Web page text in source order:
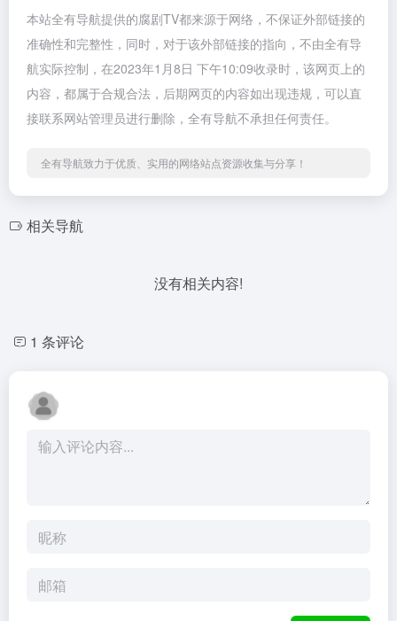
本站全有导航提供的腐剧TV都来源于网络，不保证外部链接的
准确性和完整性，同时，对于该外部链接的指向，不由全有导
航实际控制，在2023年1月8日 下午10:09收录时，该网页上的
内容，都属于合规合法，后期网页的内容如出现违规，可以直
接联系网站管理员进行删除，全有导航不承担任何责任。
全有导航致力于优质、实用的网络站点资源收集与分享！
相关导航
没有相关内容!
1 条评论